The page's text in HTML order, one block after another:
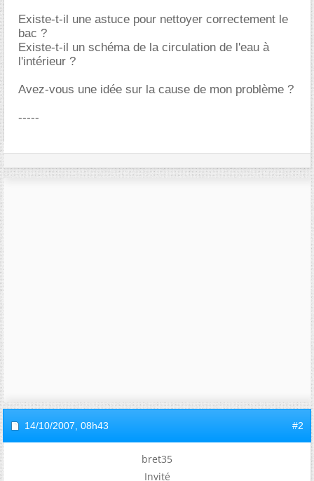
Existe-t-il une astuce pour nettoyer correctement le
bac ?
Existe-t-il un schéma de la circulation de l'eau à
l'intérieur ?
Avez-vous une idée sur la cause de mon problème ?
-----
14/10/2007, 08h43 #2
bret35
Invité